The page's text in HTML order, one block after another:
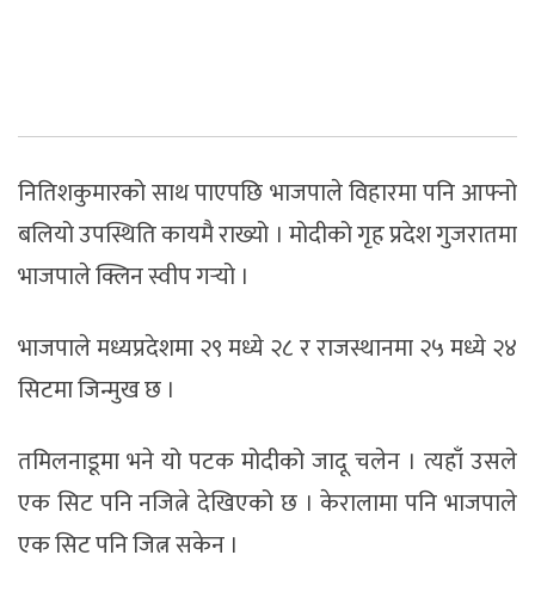
नितिशकुमारको साथ पाएपछि भाजपाले विहारमा पनि आफ्नो
बलियो उपस्थिति कायमै राख्यो । मोदीको गृह प्रदेश गुजरातमा
भाजपाले क्लिन स्वीप गर्‍यो ।
भाजपाले मध्यप्रदेशमा २९ मध्ये २८ र राजस्थानमा २५ मध्ये २४
सिटमा जिन्मुख छ ।
तमिलनाडूमा भने यो पटक मोदीको जादू चलेन । त्यहाँ उसले
एक सिट पनि नजित्ने देखिएको छ । केरालामा पनि भाजपाले
एक सिट पनि जित्न सकेन ।